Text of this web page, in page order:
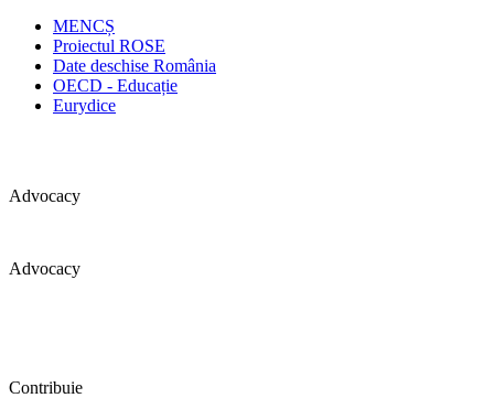
MENCȘ
Proiectul ROSE
Date deschise România
OECD - Educație
Eurydice
Advocacy
Advocacy
Contribuie